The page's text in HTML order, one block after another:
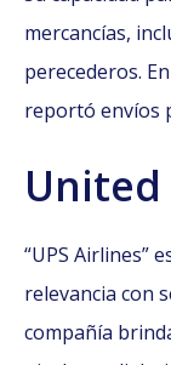
mercancías,
perecederos.
reportó envíos
United
“UPS Airlines”
relevancia con
compañía